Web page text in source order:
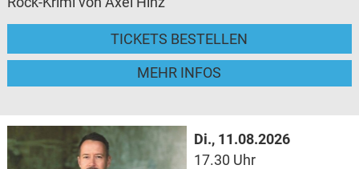
TICKETS BESTELLEN
MEHR INFOS
Di., 11.08.2026
17.30 Uhr